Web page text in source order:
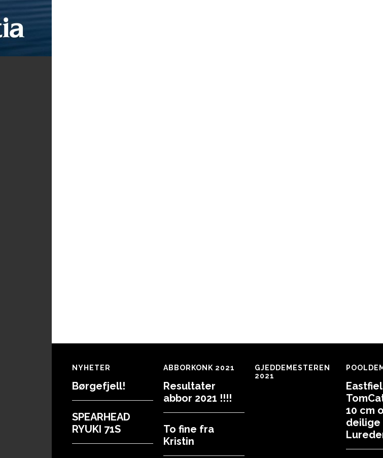
Footer
NYHETER
Børgefjell!
SPEARHEAD
RYUKI 71S
ABBORKONK 2021
Resultater
abbor 2021 !!!!
To fine fra
Kristin
GJEDDEMESTEREN
2021
10 cm
deilige